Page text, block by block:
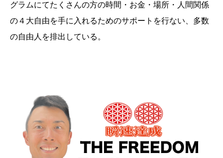
グラムにてたくさんの方の時間・お金・場所・人間関係
の４大自由を手に入れるためのサポートを行ない、多数
の自由人を排出している。